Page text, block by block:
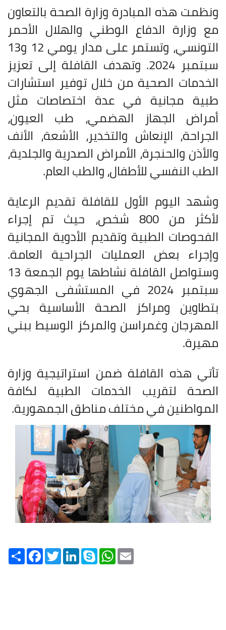
ونظمت هذه المبادرة وزارة الصحة بالتعاون
مع وزارة الدفاع الوطني والهلال الأحمر
التونسي، وتستمر على مدار يومي 12 و13
سبتمبر 2024. وتهدف القافلة إلى تعزيز
الخدمات الصحية من خلال توفير استشارات
طبية مجانية في عدة اختصاصات مثل
أمراض الجهاز الهضمي، طب العيون،
الجراحة، الإنعاش والتخدير، الأشعة، الأنف
والأذن والحنجرة، الأمراض الصدرية والجلدية،
الطب النفسي للأطفال، والطب العام.
وشهد اليوم الأول للقافلة تقديم الرعاية
لأكثر من 800 شخص، حيث تم إجراء
الفحوصات الطبية وتقديم الأدوية المجانية
وإجراء بعض العمليات الجراحية العامة.
وستواصل القافلة نشاطها يوم الجمعة 13
سبتمبر 2024 في المستشفى الجهوي
بتطاوين ومراكز الصحة الأساسية بحي
المهرجان وغمراسن والمركز الوسيط ببني
مهيرة.
تأتي هذه القافلة ضمن استراتيجية وزارة
الصحة لتقريب الخدمات الطبية لكافة
المواطنين في مختلف مناطق الجمهورية.
Share FacebookTwitterLinkedInSkype WhatsApp